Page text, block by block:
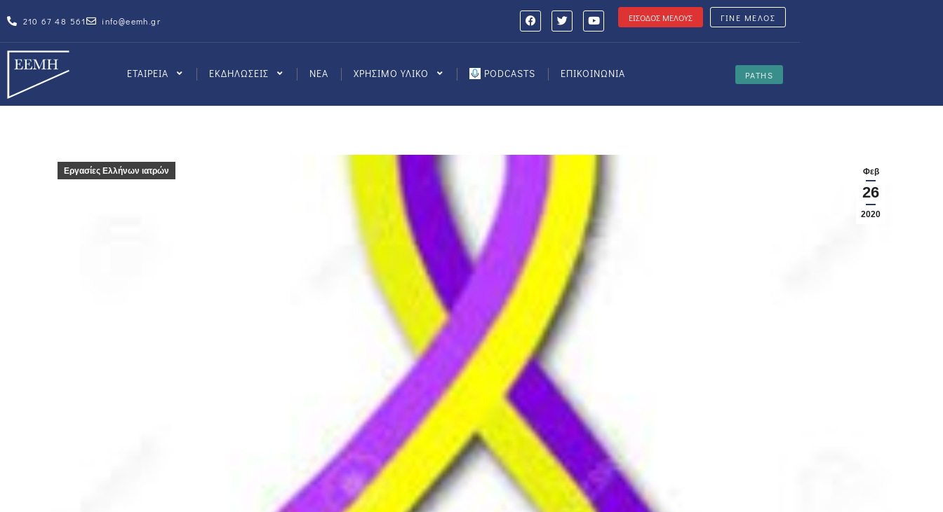
210 67 48 561 info@eemh.gr ΕΙΣΟΔΟΣ ΜΕΛΟΥΣ ΓΙΝΕ ΜΕΛΟΣ
ΕΤΑΙΡΕΙΑ ΕΚΔΗΛΩΣΕΙΣ ΝΕΑ ΧΡΗΣΙΜΟ ΥΛΙΚΟ PODCASTS ΕΠΙΚΟΙΝΩΝΙΑ PATHS
Φεβ
26
2020
Εργασίες Ελλήνων ιατρών